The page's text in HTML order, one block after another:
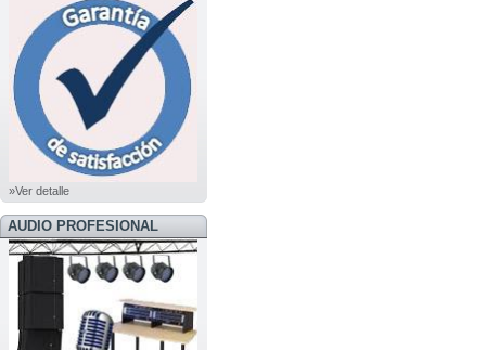
»Ver detalle
AUDIO PROFESIONAL